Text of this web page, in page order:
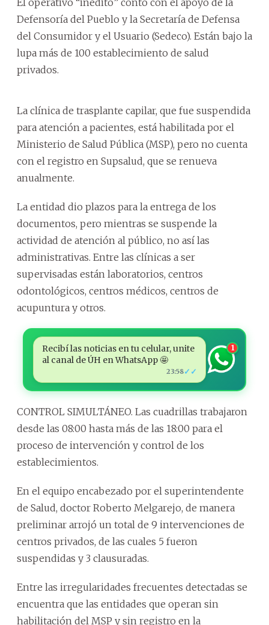
Defensoría del Pueblo y la Secretaría de Defensa
del Consumidor y el Usuario (Sedeco). Están bajo la
lupa más de 100 establecimiento de salud
privados.
La clínica de trasplante capilar, que fue suspendida
para atención a pacientes, está habilitada por el
Ministerio de Salud Pública (MSP), pero no cuenta
con el registro en Supsalud, que se renueva
anualmente.
La entidad dio plazos para la entrega de los
documentos, pero mientras se suspende la
actividad de atención al público, no así las
administrativas. Entre las clínicas a ser
supervisadas están laboratorios, centros
odontológicos, centros médicos, centros de
acupuntura y otros.
Recibí las noticias en tu celular, unite
al canal de ÚH en WhatsApp 🤩
23:58✓✓
1
CONTROL SIMULTÁNEO. Las cuadrillas trabajaron
desde las 08:00 hasta más de las 18:00 para el
proceso de intervención y control de los
establecimientos.
En el equipo encabezado por el superintendente
de Salud, doctor Roberto Melgarejo, de manera
preliminar arrojó un total de 9 intervenciones de
centros privados, de las cuales 5 fueron
suspendidas y 3 clausuradas.
Entre las irregularidades frecuentes detectadas se
encuentra que las entidades que operan sin
habilitación del MSP y sin registro en la